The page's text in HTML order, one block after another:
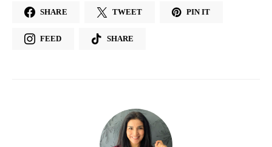
SHARE TWEET PIN IT
FEED SHARE